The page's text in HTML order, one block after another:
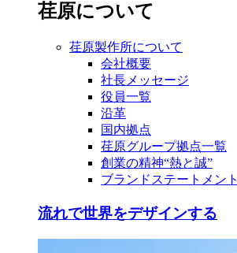
荏原について
荏原製作所について
会社概要
社長メッセージ
役員一覧
沿革
国内拠点
荏原グループ拠点一覧
創業の精神“熱と誠”
ブランドステートメント
流れで世界をデザインする